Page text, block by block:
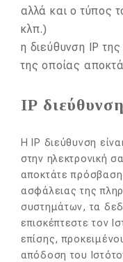
αλλά και ο τύπος
κλπ.)
η διεύθυνση ΙΡ
της οποίας
IP
Η IP διεύθυνση
στην ηλεκτρονική
αποκτάτε πρόσβαση
ασφάλειας της
συστημάτων, τα
επισκέπτεστε τον
επίσης,
απόδοση του